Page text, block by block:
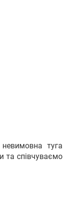
туга
та співчуваємо